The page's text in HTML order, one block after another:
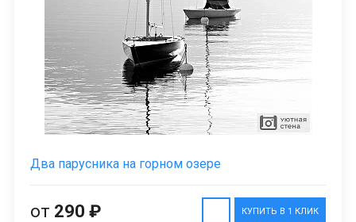
Два парусника на горном озере
КУПИТЬ В 1 КЛИК
от 290 ₽